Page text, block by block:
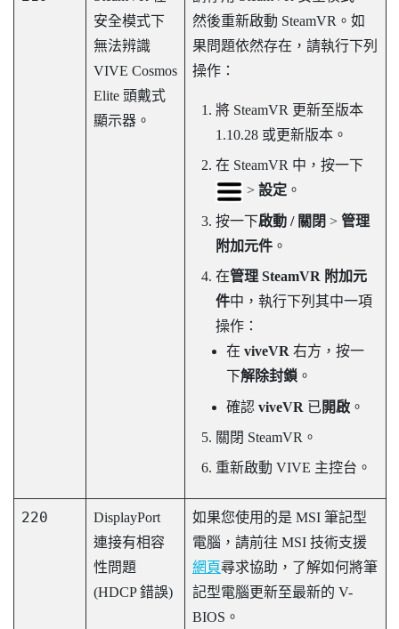
安全模式下
無法辨識
VIVE Cosmos
Elite 頭戴式
顯示器。
然後重新啟動 SteamVR 。如
果問題依然存在，請執行下列
操作：
將 SteamVR 更新至版本
1.10.28 或更新版本。
在 SteamVR 中，按一下
> 設定。
按一下啟動 / 關閉 > 管理
附加元件。
在管理 SteamVR 附加元
件中，執行下列其中一項
操作：
在viveVR 右方，按一
下解除封鎖 。
確認viveVR 已開啟 。
關閉 SteamVR 。
重新啟動 VIVE 主控台 。
220
DisplayPort
連接有相容
性問題
(HDCP 錯誤)
如果您使用的是 MSI 筆記型
電腦，請前往 MSI 技術支援
網頁尋求協助，了解如何將筆
記型電腦更新至最新的 V-
BIOS。